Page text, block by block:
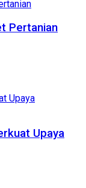
Pertanian
Upaya